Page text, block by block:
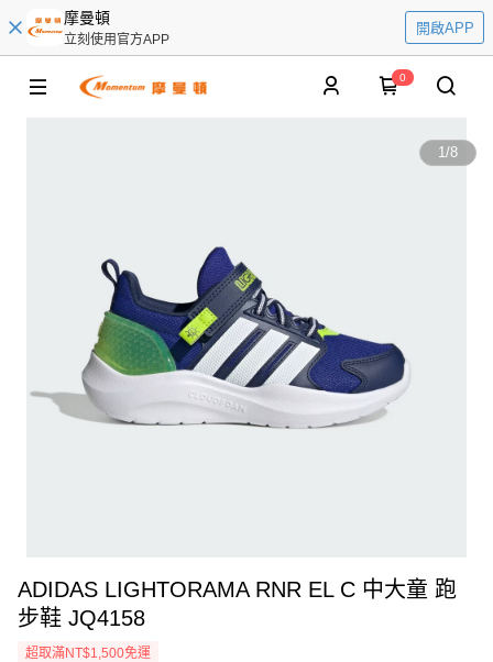
摩曼頓
立刻使用官方APP
開啟APP
0
1/8
ADIDAS LIGHTORAMA RNR EL C 中大童 跑
步鞋 JQ4158
超取滿NT$1,500免運